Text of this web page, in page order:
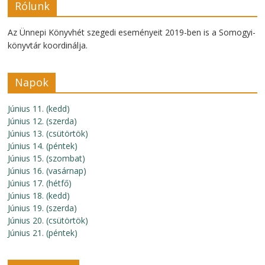
Rólunk
Az Ünnepi Könyvhét szegedi eseményeit 2019-ben is a Somogyi-
könyvtár koordinálja.
Napok
Június 11. (kedd)
Június 12. (szerda)
Június 13. (csütörtök)
Június 14. (péntek)
Június 15. (szombat)
Június 16. (vasárnap)
Június 17. (hétfő)
Június 18. (kedd)
Június 19. (szerda)
Június 20. (csütörtök)
Június 21. (péntek)